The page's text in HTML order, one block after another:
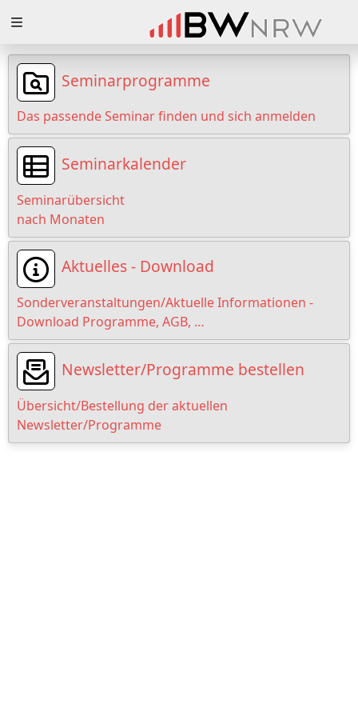
Loading
Loading
Loading
Loading
Loading
Loading
Seminarprogramme
Das passende Seminar finden und sich anmelden
Seminarkalender
Seminarübersicht
nach Monaten
Aktuelles - Download
Sonderveranstaltungen/Aktuelle Informationen -
Download Programme, AGB, …
Newsletter/Programme bestellen
Übersicht/Bestellung der aktuellen
Newsletter/Programme